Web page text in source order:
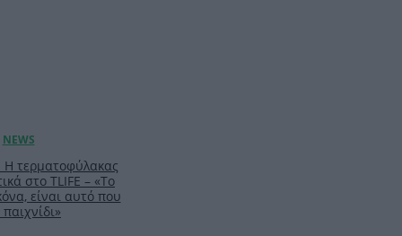
τερματοφύλακας
στο TLIFE – «Το
είναι αυτό που